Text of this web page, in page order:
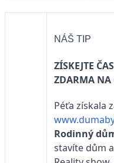
NÁŠ TIP
ZÍSKEJTE
ZDARMA NA
Péťa získala
Rodinný
stavíte dům